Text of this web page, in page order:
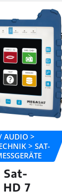
AUDIO >
> SAT-
Sat-
7